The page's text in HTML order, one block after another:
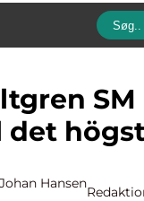
det
Johan Hansen